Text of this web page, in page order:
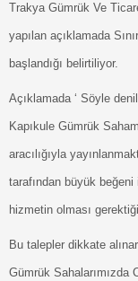
Trakya Gümrük Ve
yapılan açıklamada
başlandığı belirtiliyor.
Açıklamada ‘ Söyle
Kapıkule Gümrük
aracılığıyla
tarafından büyük beğeni
hizmetin olması
Bu talepler dikkate
Gümrük Sahalarımızda